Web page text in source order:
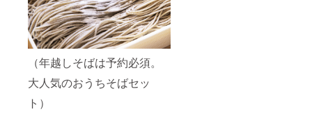
（年越しそばは予約必須。
大人気のおうちそばセッ
ト）